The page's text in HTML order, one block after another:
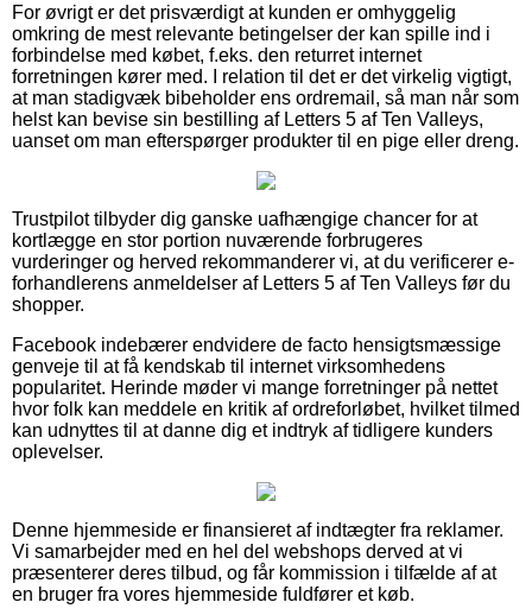
For øvrigt er det prisværdigt at kunden er omhyggelig
omkring de mest relevante betingelser der kan spille ind i
forbindelse med købet, f.eks. den returret internet
forretningen kører med. I relation til det er det virkelig vigtigt,
at man stadigvæk bibeholder ens ordremail, så man når som
helst kan bevise sin bestilling af Letters 5 af Ten Valleys,
uanset om man efterspørger produkter til en pige eller dreng.
Trustpilot tilbyder dig ganske uafhængige chancer for at
kortlægge en stor portion nuværende forbrugeres
vurderinger og herved rekommanderer vi, at du verificerer e-
forhandlerens anmeldelser af Letters 5 af Ten Valleys før du
shopper.
Facebook indebærer endvidere de facto hensigtsmæssige
genveje til at få kendskab til internet virksomhedens
popularitet. Herinde møder vi mange forretninger på nettet
hvor folk kan meddele en kritik af ordreforløbet, hvilket tilmed
kan udnyttes til at danne dig et indtryk af tidligere kunders
oplevelser.
Denne hjemmeside er finansieret af indtægter fra reklamer.
Vi samarbejder med en hel del webshops derved at vi
præsenterer deres tilbud, og får kommission i tilfælde af at
en bruger fra vores hjemmeside fuldfører et køb.